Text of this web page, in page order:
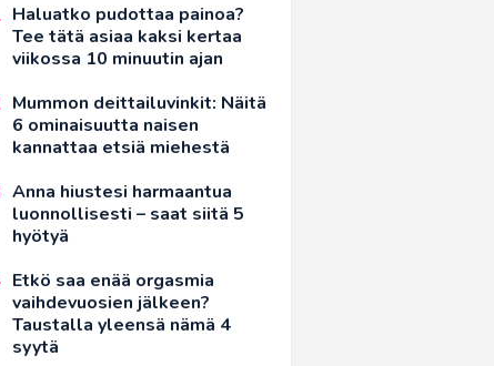
Haluatko pudottaa painoa?
Tee tätä asiaa kaksi kertaa
viikossa 10 minuutin ajan
Mummon deittailuvinkit: Näitä
6 ominaisuutta naisen
kannattaa etsiä miehestä
Anna hiustesi harmaantua
luonnollisesti – saat siitä 5
hyötyä
Etkö saa enää orgasmia
vaihdevuosien jälkeen?
Taustalla yleensä nämä 4
syytä